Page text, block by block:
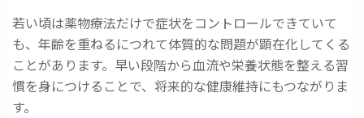
若い頃は薬物療法だけで症状をコントロールできていて
も、年齢を重ねるにつれて体質的な問題が顕在化してくる
ことがあります。早い段階から血流や栄養状態を整える習
慣を身につけることで、将来的な健康維持にもつながりま
す。